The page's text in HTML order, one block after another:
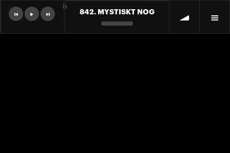
2026-07-01
9. "Ett landslag att älska"
842. MYSTISKT NOG
b